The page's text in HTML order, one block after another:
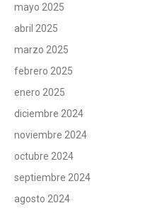
mayo 2025
abril 2025
marzo 2025
febrero 2025
enero 2025
diciembre 2024
noviembre 2024
octubre 2024
septiembre 2024
agosto 2024